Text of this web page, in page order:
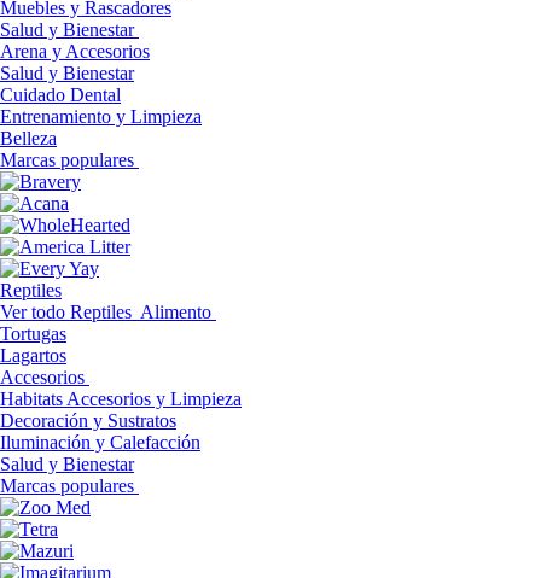
Muebles y Rascadores
Salud y Bienestar
Arena y Accesorios
Salud y Bienestar
Cuidado Dental
Entrenamiento y Limpieza
Belleza
Marcas populares
Reptiles
Ver todo Reptiles Alimento
Tortugas
Lagartos
Accesorios
Habitats Accesorios y Limpieza
Decoración y Sustratos
Iluminación y Calefacción
Salud y Bienestar
Marcas populares